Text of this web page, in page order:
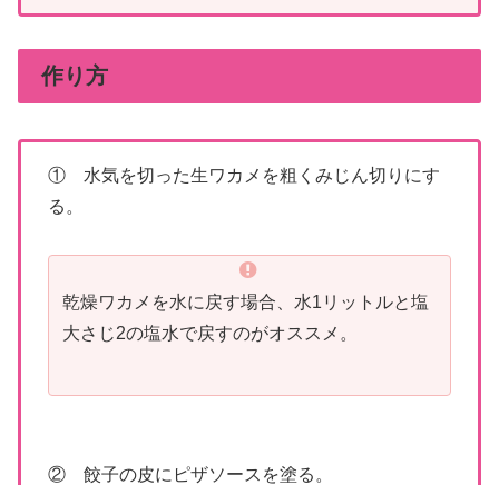
作り方
① 水気を切った生ワカメを粗くみじん切りにす
る。
乾燥ワカメを水に戻す場合、水1リットルと塩
大さじ2の塩水で戻すのがオススメ。
② 餃子の皮にピザソースを塗る。